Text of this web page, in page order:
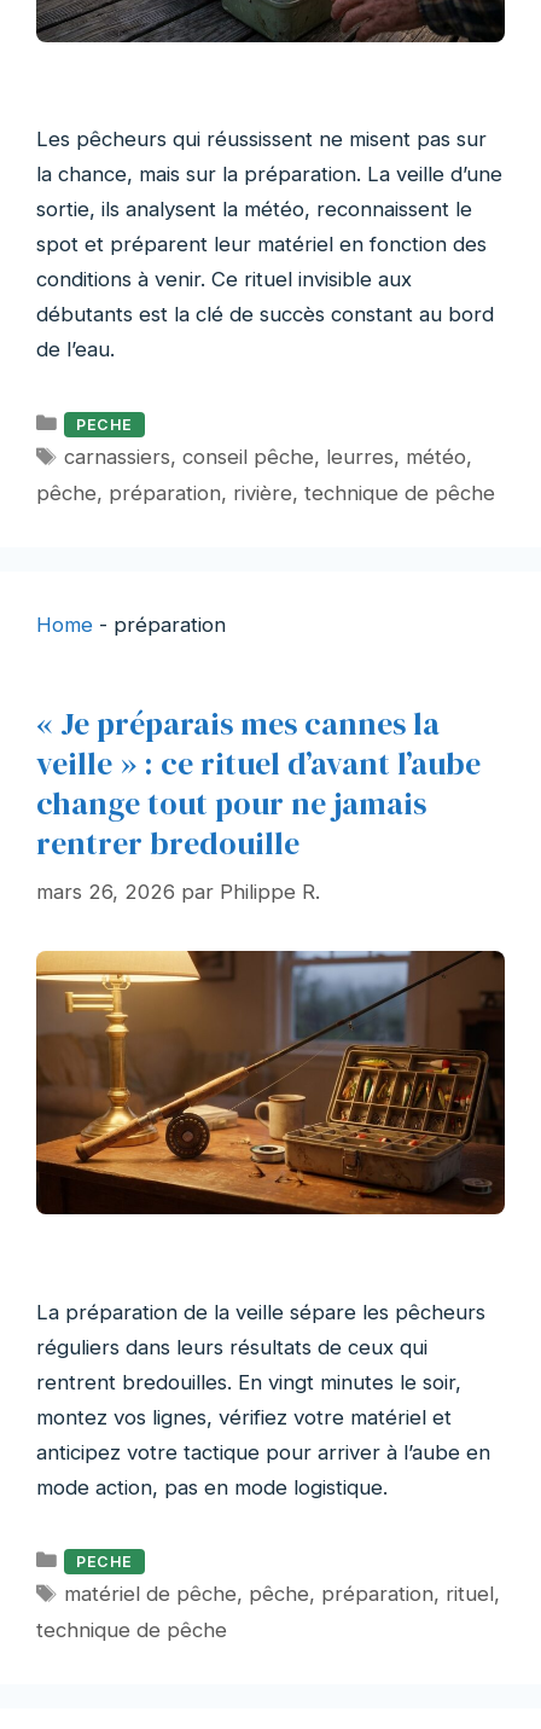
Les pêcheurs qui réussissent ne misent pas sur
la chance, mais sur la préparation. La veille d’une
sortie, ils analysent la météo, reconnaissent le
spot et préparent leur matériel en fonction des
conditions à venir. Ce rituel invisible aux
débutants est la clé de succès constant au bord
de l’eau.
Catégories
PECHE
Étiquettes
carnassiers,conseil pêche, leurres, météo,
pêche, préparation, rivière, technique de pêche
Home - préparation
« Je préparais mes cannes la
veille » : ce rituel d’avant l’aube
change tout pour ne jamais
rentrer bredouille
mars 26, 2026 par Philippe R.
La préparation de la veille sépare les pêcheurs
réguliers dans leurs résultats de ceux qui
rentrent bredouilles. En vingt minutes le soir,
montez vos lignes, vérifiez votre matériel et
anticipez votre tactique pour arriver à l’aube en
mode action, pas en mode logistique.
Catégories
PECHE
Étiquettes
matériel de pêche, pêche, préparation, rituel,
technique de pêche